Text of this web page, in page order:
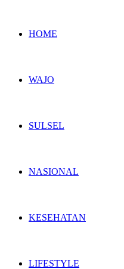
HOME
WAJO
SULSEL
NASIONAL
KESEHATAN
LIFESTYLE